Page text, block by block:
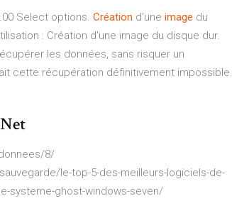
Select options. Création d'une image du
: Création d'une image du disque dur.
les données, sans risquer un
cette récupération définitivement impossible.
8/
le-top-5-des-meilleurs-logiciels-de-
systeme-ghost-windows-seven/